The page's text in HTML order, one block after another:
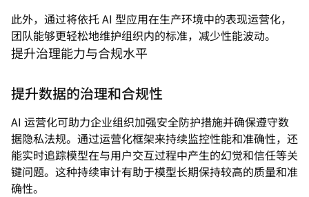
此外，通过将依托 AI 型应用在生产环境中的表现运营化，
团队能够更轻松地维护组织内的标准，减少性能波动。
提升治理能力与合规水平
提升数据的治理和合规性
AI 运营化可助力企业组织加强安全防护措施并确保遵守数
据隐私法规。通过运营化框架来持续监控性能和准确性，还
能实时追踪模型在与用户交互过程中产生的幻觉和信任等关
键问题。这种持续审计有助于模型长期保持较高的质量和准
确性。